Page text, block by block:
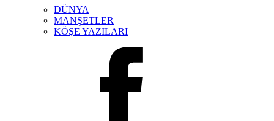
DÜNYA
MANŞETLER
KÖŞE YAZILARI